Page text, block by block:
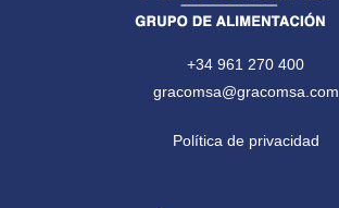
+34 961 270 400
gracomsa@gracomsa.com
Política de privacidad